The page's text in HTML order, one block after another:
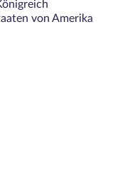
von Amerika